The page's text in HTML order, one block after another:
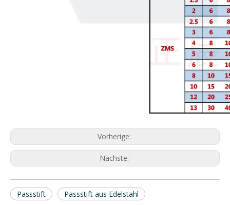
Vorherige:
Nächste:
Passstift
Passstift aus Edelstahl